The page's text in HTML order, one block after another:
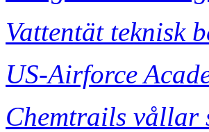
Vattentät teknisk
US-Airforce
Chemtrails vållar